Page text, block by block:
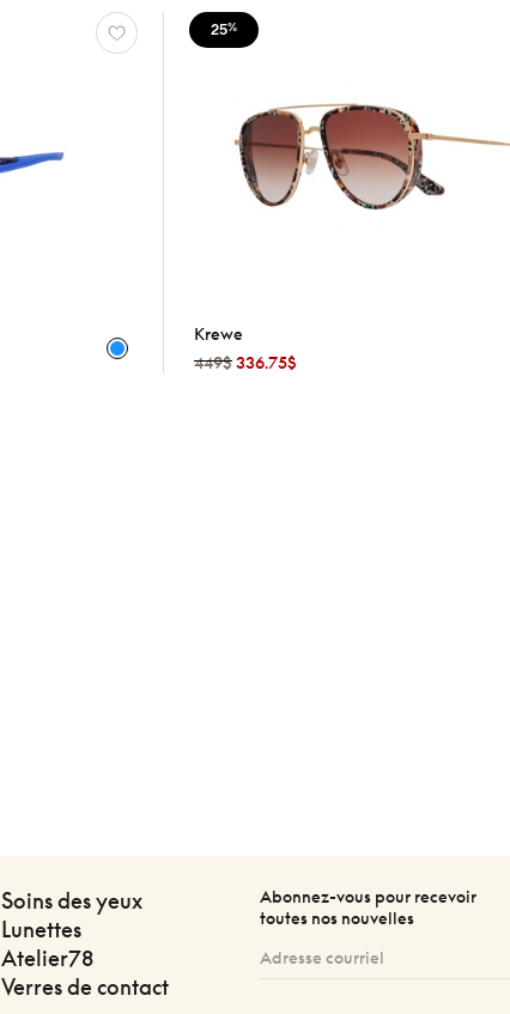
Krewe
449$336.75$
25%
Soins des yeux
Lunettes
Atelier78
Verres de contact
Abonnez-vous pour recevoir
toutes nos nouvelles